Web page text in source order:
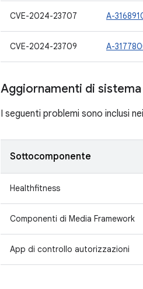
CVE-2024-23707 A-
CVE-2024-23709 A-
Aggiornamenti di
I seguenti problemi sono inclusi
Sottocomponente
Healthfitness
Componenti di Media Framework
App di controllo autorizzazioni